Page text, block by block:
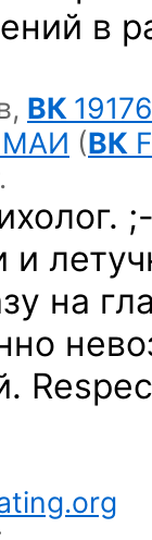
в
ВК
(ВК
и
на